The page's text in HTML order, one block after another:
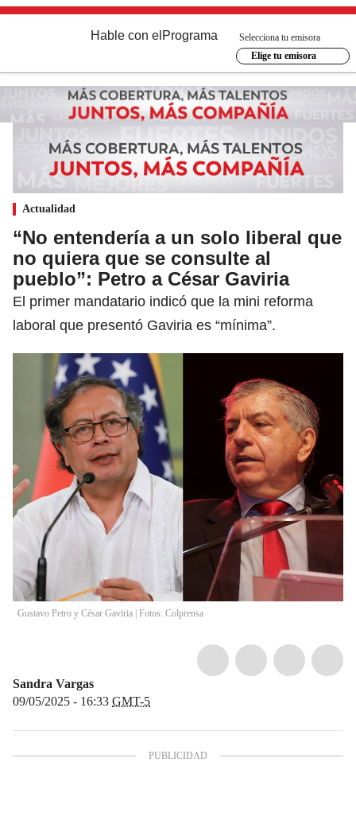
Hable con el Programa
Selecciona tu emisora
Elige tu emisora
Actualidad
“No entendería a un solo liberal que
no quiera que se consulte al
pueblo”: Petro a César Gaviria
El primer mandatario indicó que la mini reforma
laboral que presentó Gaviria es “mínima”.
Gustavo Petro y César Gaviria | Fotos: Colprensa
Sandra Vargas
09/05/2025 - 16:33 GMT-5